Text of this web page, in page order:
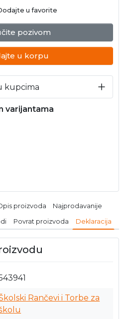
u favorite
pozivom
u korpu
kupcima
varijantama
proizvoda Najprodavanije
Povrat proizvoda Deklaracija
Rančevi i Torbe za